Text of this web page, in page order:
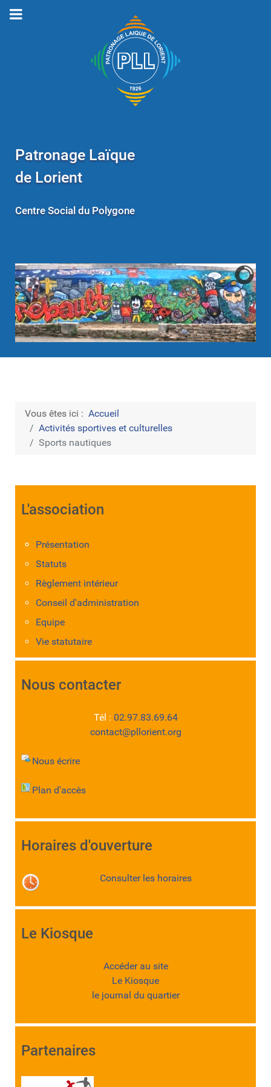
Patronage Laïque
de Lorient
Centre Social du Polygone
Vous êtes ici : Accueil
Activités sportives et culturelles
Sports nautiques
L'association
Présentation
Statuts
Règlement intérieur
Conseil d'administration
Equipe
Vie statutaire
Nous contacter
Tél : 02.97.83.69.64
contact@pllorient.org
Nous écrire
Plan d'accès
Horaires d'ouverture
Consulter les horaires
Le Kiosque
Accéder au site
Le Kiosque
le journal du quartier
Partenaires